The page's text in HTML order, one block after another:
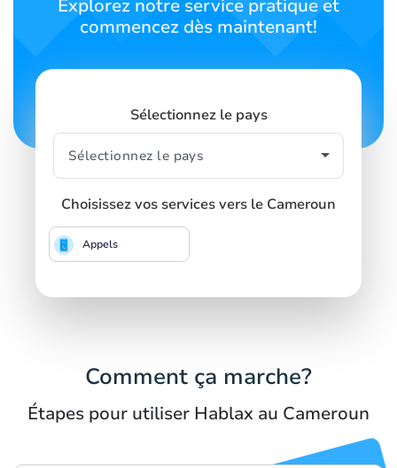
Explorez notre service pratique et
commencez dès maintenant!
Sélectionnez le pays
Choisissez vos services vers le Cameroun
Appels
Comment ça marche?
Étapes pour utiliser Hablax au Cameroun